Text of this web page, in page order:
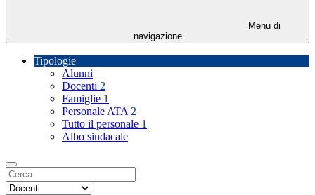
Menu di
navigazione
Tipologie
Alunni
Docenti 2
Famiglie 1
Personale ATA 2
Tutto il personale 1
Albo sindacale